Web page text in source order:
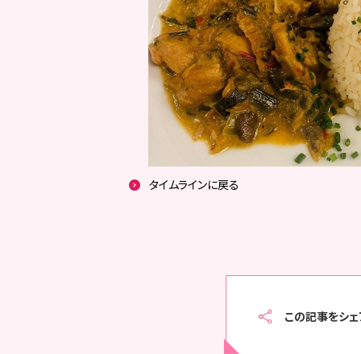
タイムラインに戻る
この記事をシ